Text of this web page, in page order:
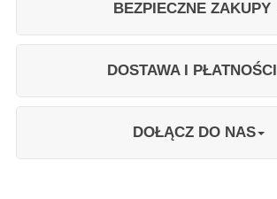
BEZPIECZNE ZAKUPY
DOSTAWA I PŁATNOŚCI
DOŁĄCZ DO NAS